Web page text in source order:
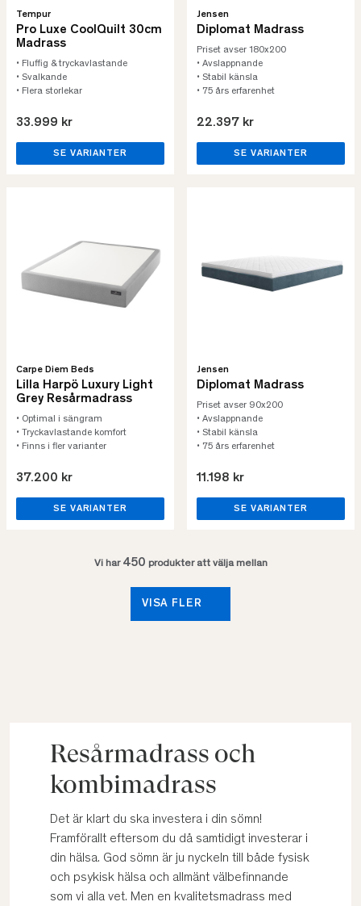
Tempur
Pro Luxe CoolQuilt 30cm
Madrass
• Fluffig & tryckavlastande
• Svalkande
• Flera storlekar
33.999 kr
SE VARIANTER
Jensen
Diplomat Madrass
Priset avser 180x200
• Avslappnande
• Stabil känsla
• 75 års erfarenhet
22.397 kr
SE VARIANTER
Carpe Diem Beds
Lilla Harpö Luxury Light
Grey Resårmadrass
• Optimal i sängram
• Tryckavlastande komfort
• Finns i fler varianter
37.200 kr
SE VARIANTER
Jensen
Diplomat Madrass
Priset avser 90x200
• Avslappnande
• Stabil känsla
• 75 års erfarenhet
11.198 kr
SE VARIANTER
Vi har 450 produkter att välja mellan
VISA FLER
Resårmadrass och
kombimadrass
Det är klart du ska investera i din sömn!
Framförallt eftersom du då samtidigt investerar i
din hälsa. God sömn är ju nyckeln till både fysisk
och psykisk hälsa och allmänt välbefinnande
som vi alla vet. Men en kvalitetsmadrass med